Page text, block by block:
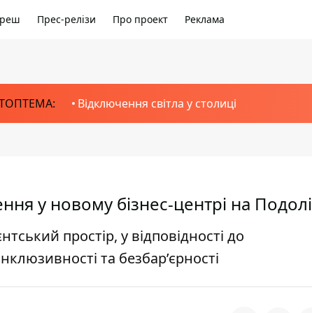
Прес-релізи Про проект Реклама
Відключення світла у столиці
у новому бізнес-центрі на Подолі
простір, у відповідності до
та безбар’єрності